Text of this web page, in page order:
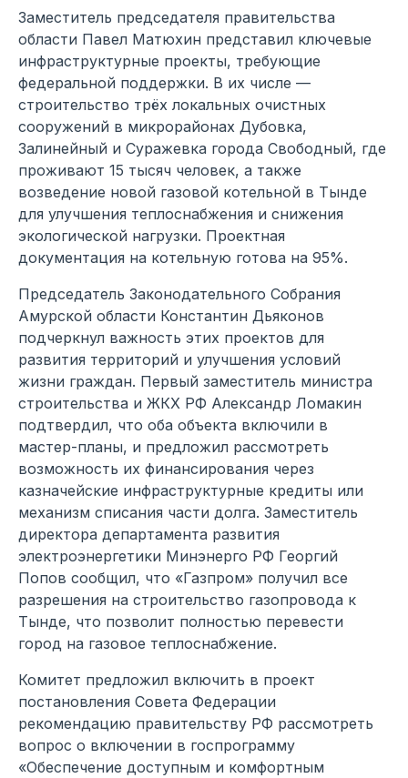
Заместитель председателя правительства
области Павел Матюхин представил ключевые
инфраструктурные проекты, требующие
федеральной поддержки. В их числе —
строительство трёх локальных очистных
сооружений в микрорайонах Дубовка,
Залинейный и Суражевка города Свободный, где
проживают 15 тысяч человек, а также
возведение новой газовой котельной в Тынде
для улучшения теплоснабжения и снижения
экологической нагрузки. Проектная
документация на котельную готова на 95%.
Председатель Законодательного Собрания
Амурской области Константин Дьяконов
подчеркнул важность этих проектов для
развития территорий и улучшения условий
жизни граждан. Первый заместитель министра
строительства и ЖКХ РФ Александр Ломакин
подтвердил, что оба объекта включили в
мастер-планы, и предложил рассмотреть
возможность их финансирования через
казначейские инфраструктурные кредиты или
механизм списания части долга. Заместитель
директора департамента развития
электроэнергетики Минэнерго РФ Георгий
Попов сообщил, что «Газпром» получил все
разрешения на строительство газопровода к
Тынде, что позволит полностью перевести
город на газовое теплоснабжение.
Комитет предложил включить в проект
постановления Совета Федерации
рекомендацию правительству РФ рассмотреть
вопрос о включении в госпрограмму
«Обеспечение доступным и комфортным